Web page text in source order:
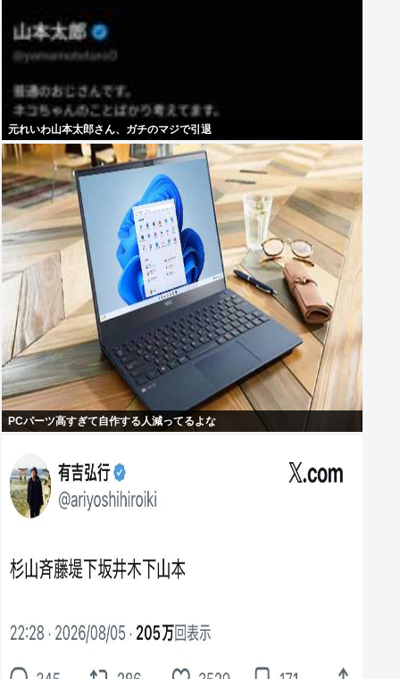
元れいわ山本太郎さん、ガチのマジで引退
PCパーツ高すぎて自作する人減ってるよな